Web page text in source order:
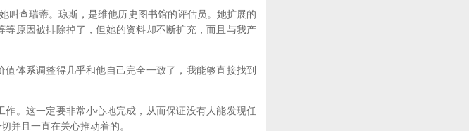
查瑞蒂。琼斯，是维他历史图书馆的评估员。她扩展的
原因被排除掉了，但她的资料却不断扩充，而且与我产
系调整得几乎和他自己完全一致了，我能够直接找到
。这一定要非常小心地完成，从而保证没有人能发现任
并且一直在关心推动着的。